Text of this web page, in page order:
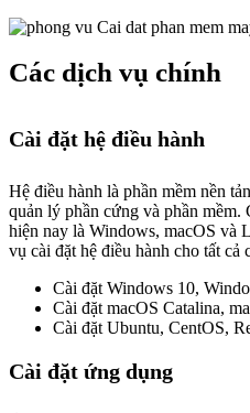
Các dịch vụ chính
Cài đặt hệ điều hành
Hệ điều hành là phần mềm nền
quản lý phần cứng và phần mềm.
hiện nay là Windows, macOS và
vụ cài đặt hệ điều hành cho tất cả
Cài đặt Windows 10,
Cài đặt macOS Catalina,
Cài đặt Ubuntu, CentOS,
Cài đặt ứng dụng